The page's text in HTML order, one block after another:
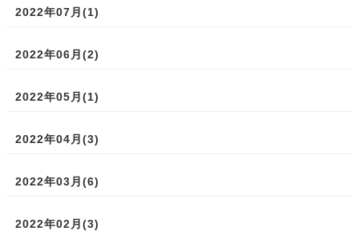
2022年07月(1)
2022年06月(2)
2022年05月(1)
2022年04月(3)
2022年03月(6)
2022年02月(3)